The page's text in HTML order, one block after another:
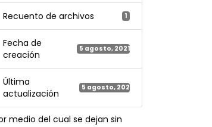
Recuento de archivos 1
Fecha de
creación
5 agosto, 2021
Última
actualización
5 agosto, 2021
medio del cual se dejan sin